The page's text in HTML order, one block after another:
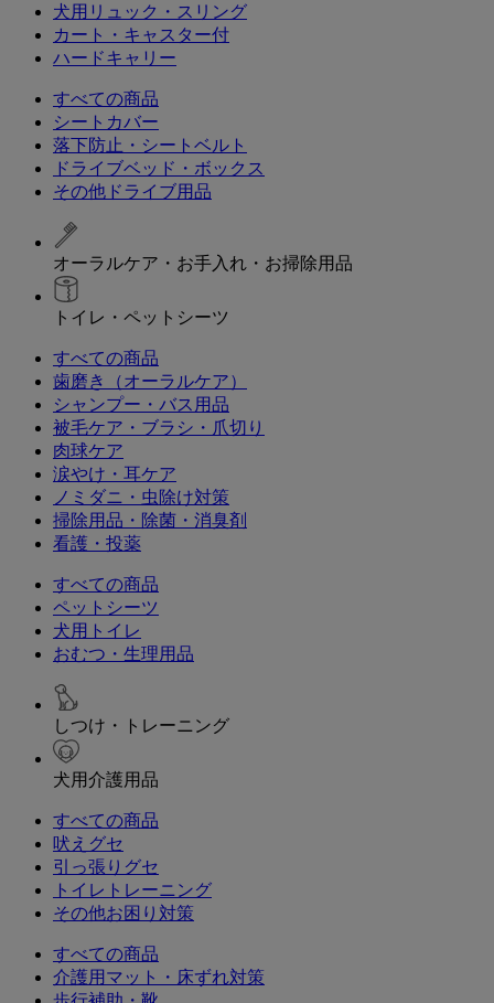
犬用リュック・スリング
カート・キャスター付
ハードキャリー
すべての商品
シートカバー
落下防止・シートベルト
ドライブベッド・ボックス
その他ドライブ用品
オーラルケア・お手入れ・お掃除用品
トイレ・ペットシーツ
すべての商品
歯磨き（オーラルケア）
シャンプー・バス用品
被毛ケア・ブラシ・爪切り
肉球ケア
涙やけ・耳ケア
ノミダニ・虫除け対策
掃除用品・除菌・消臭剤
看護・投薬
すべての商品
ペットシーツ
犬用トイレ
おむつ・生理用品
しつけ・トレーニング
犬用介護用品
すべての商品
吠えグセ
引っ張りグセ
トイレトレーニング
その他お困り対策
すべての商品
介護用マット・床ずれ対策